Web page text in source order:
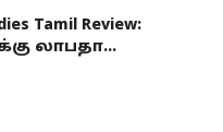
Tamil Review:
லாபதா...